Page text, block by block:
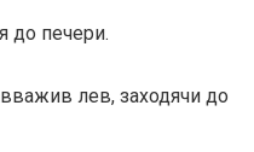
до печери.
лев, заходячи до